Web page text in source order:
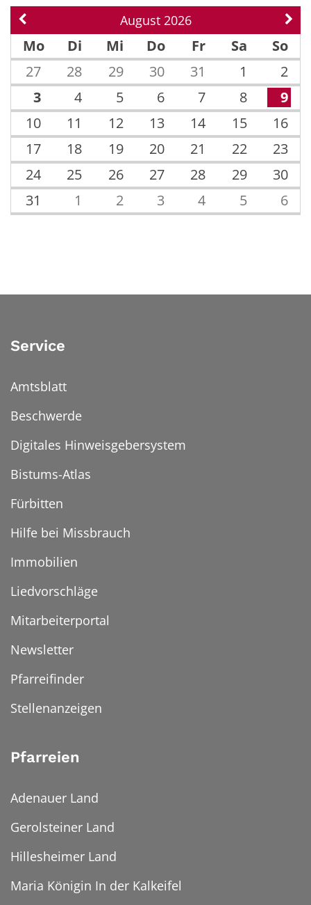
Vorherige Seite August 2026
Mo
Di Mi Do Fr Sa
So
27
28 29 30 31 1
2
3
4 5 6 7 8
9
10
11 12 13 14 15
16
17
18 19 20 21 22
23
24
25 26 27 28 29
30
31
1 2 3 4 5 6
Service
Amtsblatt
Beschwerde
Digitales Hinweisgebersystem
Bistums-Atlas
Fürbitten
Hilfe bei Missbrauch
Immobilien
Liedvorschläge
Mitarbeiterportal
Newsletter
Pfarreifinder
Stellenanzeigen
Pfarreien
Adenauer Land
Gerolsteiner Land
Hillesheimer Land
Maria Königin In der Kalkeifel